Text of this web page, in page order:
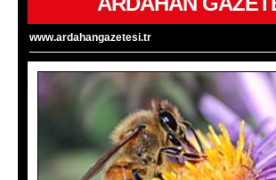
www.ardahangazetesi.tr